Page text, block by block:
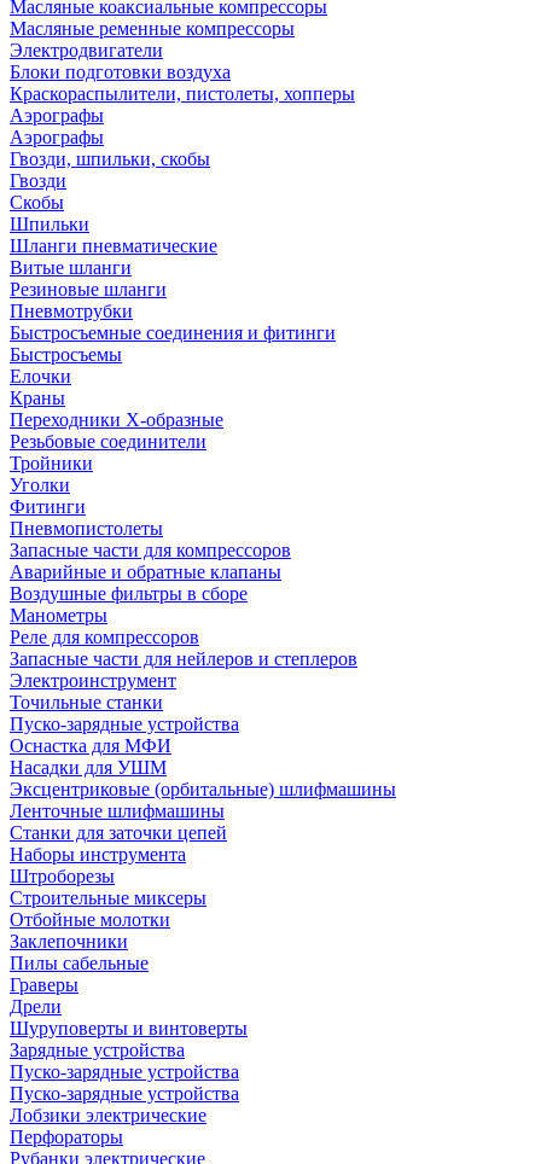
Масляные коаксиальные компрессоры
Масляные ременные компрессоры
Электродвигатели
Блоки подготовки воздуха
Краскораспылители, пистолеты, хопперы
Аэрографы
Аэрографы
Гвозди, шпильки, скобы
Гвозди
Скобы
Шпильки
Шланги пневматические
Витые шланги
Резиновые шланги
Пневмотрубки
Быстросъемные соединения и фитинги
Быстросъемы
Елочки
Краны
Переходники Х-образные
Резьбовые соединители
Тройники
Уголки
Фитинги
Пневмопистолеты
Запасные части для компрессоров
Аварийные и обратные клапаны
Воздушные фильтры в сборе
Манометры
Реле для компрессоров
Запасные части для нейлеров и степлеров
Электроинструмент
Точильные станки
Пуско-зарядные устройства
Оснастка для МФИ
Насадки для УШМ
Эксцентриковые (орбитальные) шлифмашины
Ленточные шлифмашины
Станки для заточки цепей
Наборы инструмента
Штроборезы
Строительные миксеры
Отбойные молотки
Заклепочники
Пилы сабельные
Граверы
Дрели
Шуруповерты и винтоверты
Зарядные устройства
Пуско-зарядные устройства
Пуско-зарядные устройства
Лобзики электрические
Перфораторы
Рубанки электрические